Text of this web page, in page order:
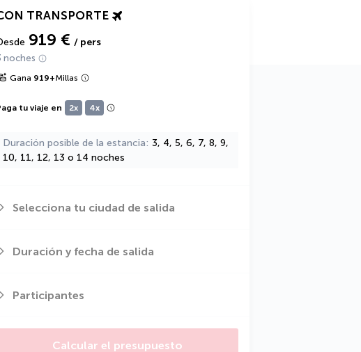
TRANSPORTE
919 € / pers
noches
Gana 919+Millas
tu viaje en 2x 4x
Duración posible de la estancia 3, 4, 5, 6, 7, 8, 9,
10, 11, 12, 13 o 14 noches
Selecciona tu ciudad de salida
Duración y fecha de salida
Participantes
Calcular el presupuesto